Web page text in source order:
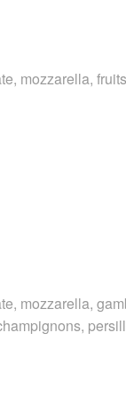
mozzarella,
mozzarella,